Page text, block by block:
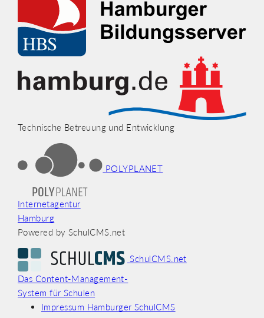
Technische Betreuung und Entwicklung
POLYPLANET
Internetagentur
Hamburg
Powered by SchulCMS.net
SchulCMS.net
Das Content-Management-
System für Schulen
Impressum Hamburger SchulCMS